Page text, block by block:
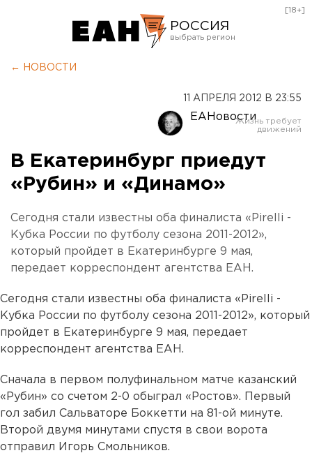
РОССИЯ
Оренбург
[18+]
← НОВОСТИ
11 АПРЕЛЯ 2012 В 23:55
ЕАНовости
В Екатеринбург приедут
«Рубин» и «Динамо»
Сегодня стали известны оба финалиста «Pirelli -
Кубка России по футболу сезона 2011-2012»,
который пройдет в Екатеринбурге 9 мая,
передает корреспондент агентства ЕАН.
Сегодня стали известны оба финалиста «Pirelli -
Кубка России по футболу сезона 2011-2012», который
пройдет в Екатеринбурге 9 мая, передает
корреспондент агентства ЕАН.
Сначала в первом полуфинальном матче казанский
«Рубин» со счетом 2-0 обыграл «Ростов». Первый
гол забил Сальваторе Боккетти на 81-ой минуте.
Второй двумя минутами спустя в свои ворота
отправил Игорь Смольников.